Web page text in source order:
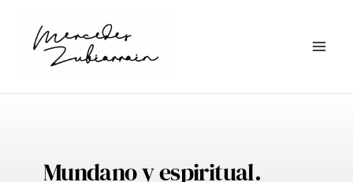
contenido
Mundano y espiritual.